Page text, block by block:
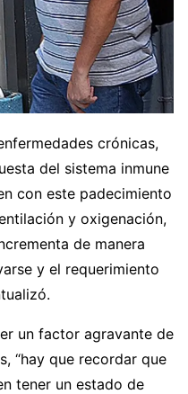
crónicas,
del sistema inmune
con este padecimiento
y oxigenación,
de manera
y el requerimiento
un factor agravante de
“hay que recordar que
tener un estado de